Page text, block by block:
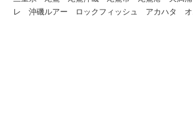
レ 沖磯ルアー ロックフィッシュ アカハタ オ